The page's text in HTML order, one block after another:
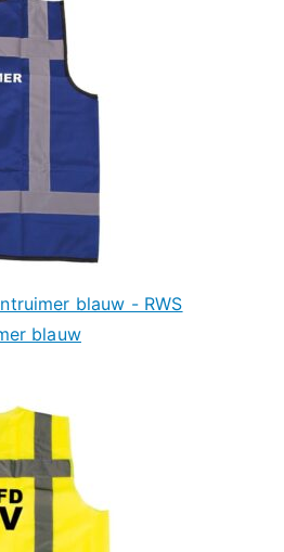
blauw - RWS
blauw